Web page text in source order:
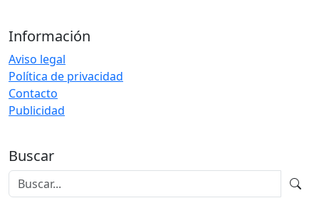
Información
Aviso legal
Política de privacidad
Contacto
Publicidad
Buscar